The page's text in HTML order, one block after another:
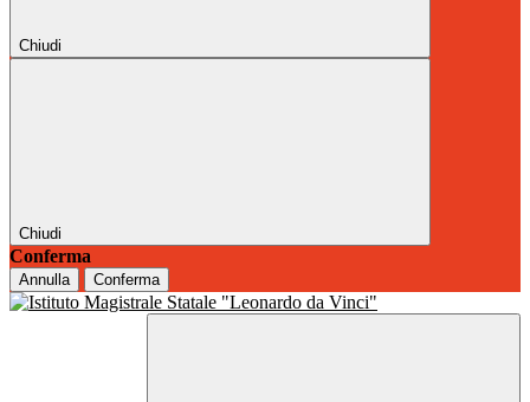
Chiudi
Chiudi
Conferma
Annulla Conferma